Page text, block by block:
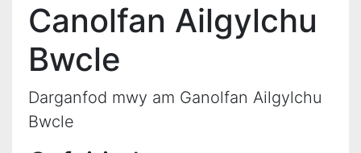
Canolfan Ailgylchu
Bwcle
Darganfod mwy am Ganolfan Ailgylchu
Bwcle